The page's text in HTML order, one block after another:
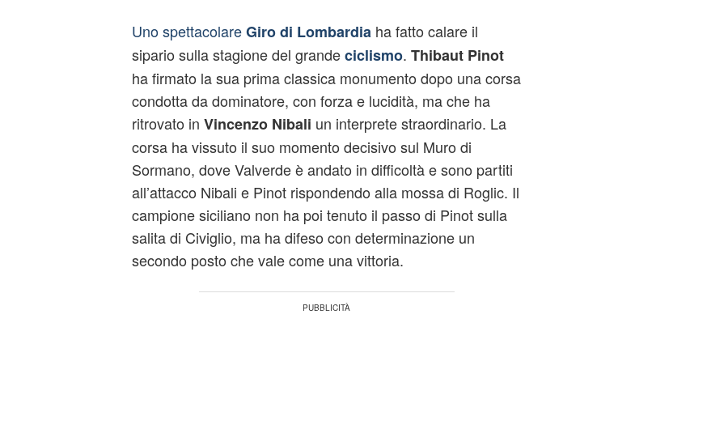
Uno spettacolareGiro di Lombardia ha fatto calare il
sipario sulla stagione del grandeciclismo. Thibaut Pinot
ha firmato la sua prima classica monumento dopo una corsa
condotta da dominatore, con forza e lucidità, ma che ha
ritrovato in Vincenzo Nibali un interprete straordinario. La
corsa ha vissuto il suo momento decisivo sul Muro di
Sormano, dove Valverde è andato in difficoltà e sono partiti
all’attacco Nibali e Pinot rispondendo alla mossa di Roglic. Il
campione siciliano non ha poi tenuto il passo di Pinot sulla
salita di Civiglio, ma ha difeso con determinazione un
secondo posto che vale come una vittoria.